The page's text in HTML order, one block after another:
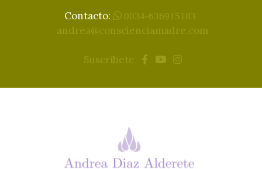
Contacto: 0034-636915183
andrea@conscienciamadre.com
Suscríbete